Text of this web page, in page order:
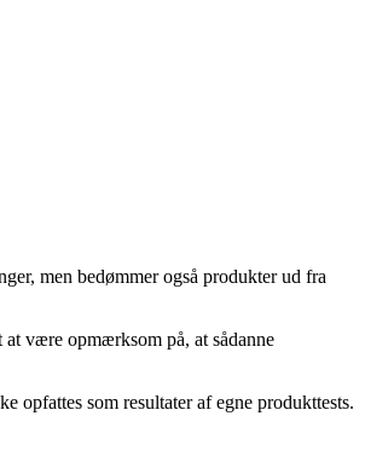
men bedømmer også produkter ud fra
være opmærksom på, at sådanne
opfattes som resultater af egne produkttests.